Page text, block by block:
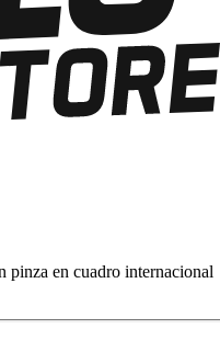
pinza en cuadro internacional